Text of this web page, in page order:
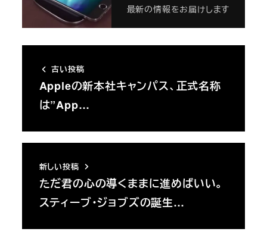
最新の情報をお届けします
古い投稿
Appleの新本社キャンパス、正式名称
は”App…
新しい投稿
ただ君の心の導くままに進めばいい。
スティーブ・ジョブズの誕生…